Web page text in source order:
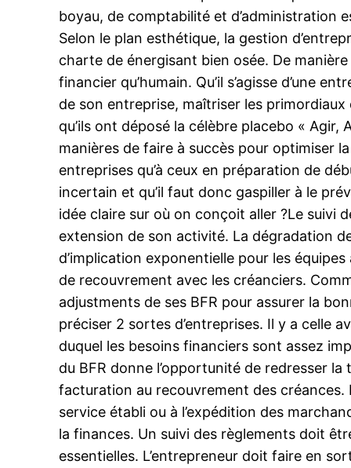
boyau, de comptabilité et d’administration
Selon le plan esthétique, la gestion
charte de énergisant bien osée. De
financier qu’humain. Qu’il s’agisse d’une
de son entreprise, maîtriser les
qu’ils ont déposé la célèbre placebo «
manières de faire à succès pour optimiser
entreprises qu’à ceux en préparation de
incertain et qu’il faut donc gaspiller à le
idée claire sur où on conçoit aller ?Le
extension de son activité. La dégradation
d’implication exponentielle pour les
de recouvrement avec les créanciers.
adjustments de ses BFR pour assurer la
préciser 2 sortes d’entreprises. Il y a celle
duquel les besoins financiers sont assez
du BFR donne l’opportunité de redresser
facturation au recouvrement des créances.
service établi ou à l’expédition des
la finances. Un suivi des règlements doit
essentielles. L’entrepreneur doit faire en